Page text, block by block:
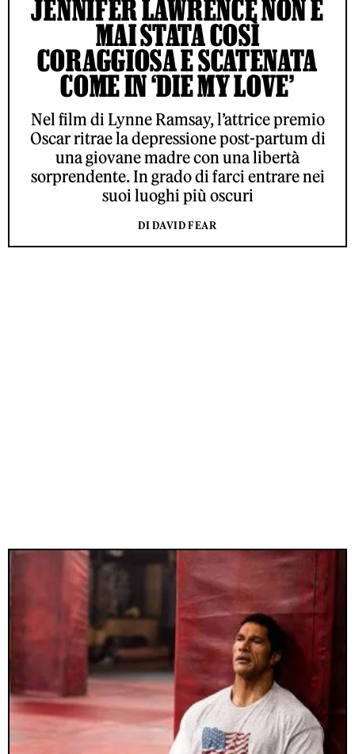
JENNIFER LAWRENCE NON È
MAI STATA COSÌ
CORAGGIOSA E SCATENATA
COME IN ‘DIE MY LOVE’
Nel film di Lynne Ramsay, l’attrice premio
Oscar ritrae la depressione post-partum di
una giovane madre con una libertà
sorprendente. In grado di farci entrare nei
suoi luoghi più oscuri
DI DAVID FEAR